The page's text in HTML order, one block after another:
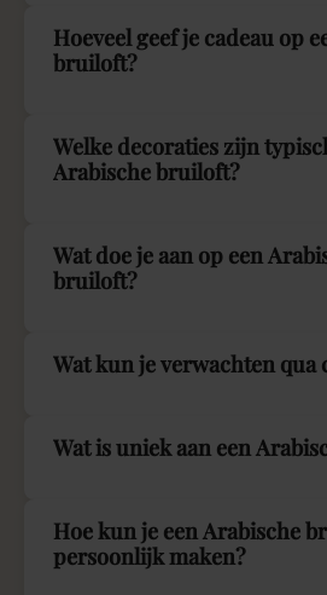
Hoeveel geef je cadeau op
bruiloft?
Welke decoraties zijn
Arabische bruiloft?
Wat doe je aan op een
bruiloft?
Wat kun je verwachten qua
Wat is uniek aan een
Hoe kun je een Arabische
persoonlijk maken?